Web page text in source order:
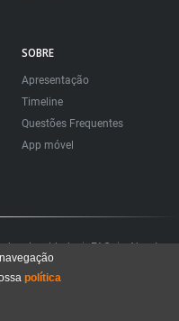
SOBRE
Apresentação
Timeline
Questões Frequentes
App móvel
de privacidade FAQ About
de Psicoterapias Construtivistas
Psychotherapies
política